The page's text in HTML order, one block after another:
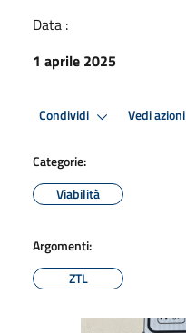
Data :
1 aprile 2025
Condividi Vedi azioni
Categorie:
Viabilità
Argomenti:
ZTL